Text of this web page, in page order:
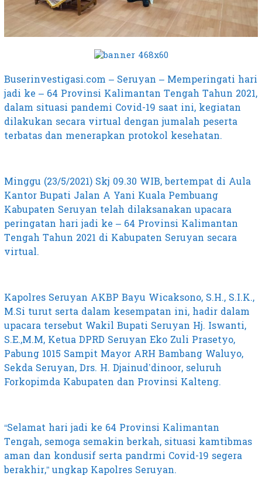
Buserinvestigasi.com – Seruyan – Memperingati hari
jadi ke – 64 Provinsi Kalimantan Tengah Tahun 2021,
dalam situasi pandemi Covid-19 saat ini, kegiatan
dilakukan secara virtual dengan jumalah peserta
terbatas dan menerapkan protokol kesehatan.
Minggu (23/5/2021) Skj 09.30 WIB, bertempat di Aula
Kantor Bupati Jalan A Yani Kuala Pembuang
Kabupaten Seruyan telah dilaksanakan upacara
peringatan hari jadi ke – 64 Provinsi Kalimantan
Tengah Tahun 2021 di Kabupaten Seruyan secara
virtual.
Kapolres Seruyan AKBP Bayu Wicaksono, S.H., S.I.K.,
M.Si turut serta dalam kesempatan ini, hadir dalam
upacara tersebut Wakil Bupati Seruyan Hj. Iswanti,
S.E.,M.M, Ketua DPRD Seruyan Eko Zuli Prasetyo,
Pabung 1015 Sampit Mayor ARH Bambang Waluyo,
Sekda Seruyan, Drs. H. Djainud’dinoor, seluruh
Forkopimda Kabupaten dan Provinsi Kalteng.
“Selamat hari jadi ke 64 Provinsi Kalimantan
Tengah, semoga semakin berkah, situasi kamtibmas
aman dan kondusif serta pandrmi Covid-19 segera
berakhir,” ungkap Kapolres Seruyan.